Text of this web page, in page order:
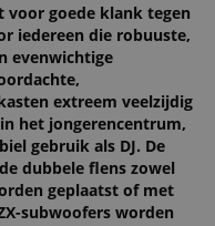
voor goede klank tegen
iedereen die robuuste,
evenwichtige
extreem veelzijdig
het jongerencentrum,
gebruik als DJ. De
dubbele flens zowel
geplaatst of met
subwoofers worden